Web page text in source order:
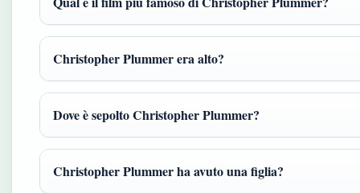
Christopher Plummer era alto?
Dove è sepolto Christopher Plummer?
Christopher Plummer ha avuto una figlia?